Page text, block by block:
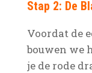
Stap 2: De
Voordat de
bouwen we
je de rode